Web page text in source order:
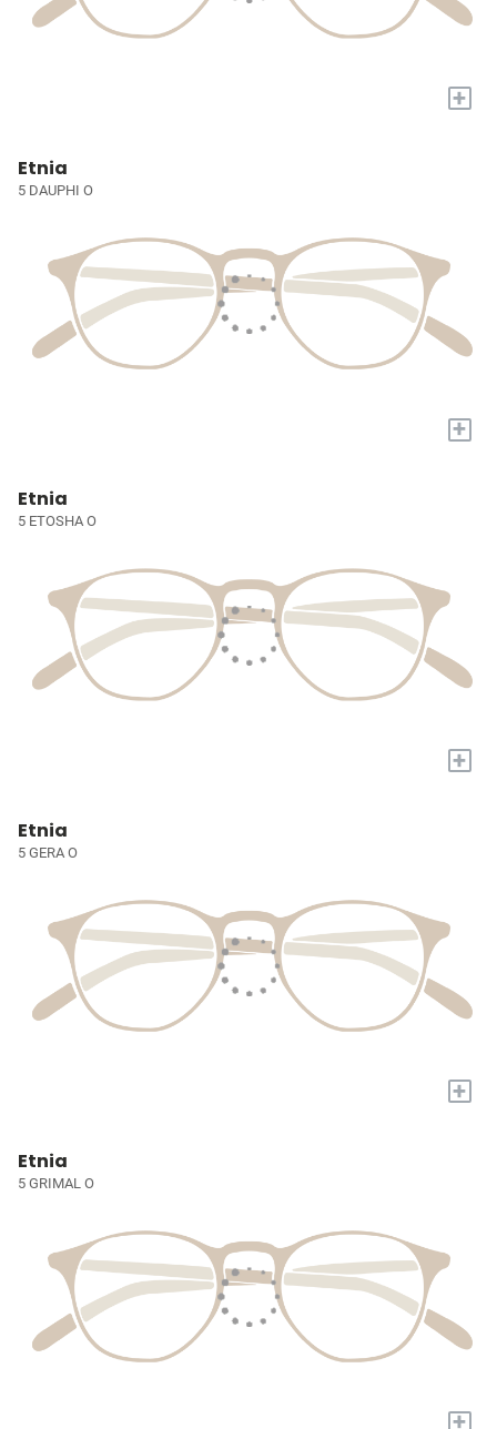
+
Etnia
5 DAUPHI O
+
Etnia
5 ETOSHA O
+
Etnia
5 GERA O
+
Etnia
5 GRIMAL O
+